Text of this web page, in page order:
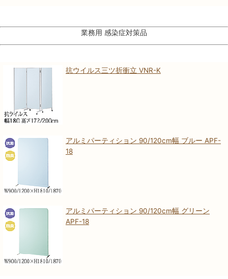
業務用 感染症対策品
抗ウイルス三ツ折衝立 VNR-K
アルミパーティション 90/120cm幅 ブルー APF-
18
アルミパーティション 90/120cm幅 グリーン
APF-18